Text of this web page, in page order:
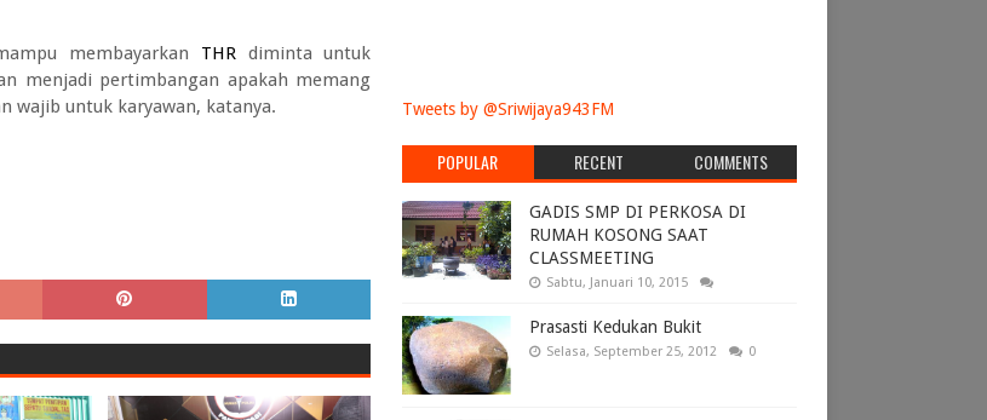
membayarkan THR diminta untuk
menjadi pertimbangan apakah memang
wajib untuk karyawan, katanya.
Tweets by @Sriwijaya943FM
POPULAR RECENT COMMENTS
GADIS SMP DI PERKOSA DI
RUMAH KOSONG SAAT
CLASSMEETING
Sabtu, Januari 10, 2015
Prasasti Kedukan Bukit
Selasa, September 25, 2012 0